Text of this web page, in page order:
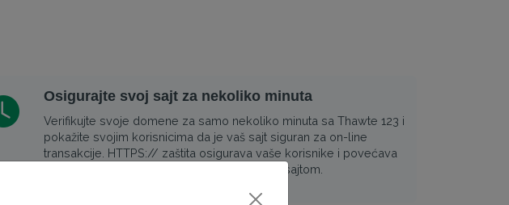
Osigurajte svoj sajt za nekoliko minuta
Verifikujte svoje domene za samo nekoliko minuta sa Thawte 123 i
pokažite svojim korisnicima da je vaš sajt siguran za on-line
transakcije. HTTPS:// zaštita osigurava vaše korisnike i povećava
njihovo poverenje da komuniciraju sa vašim sajtom.